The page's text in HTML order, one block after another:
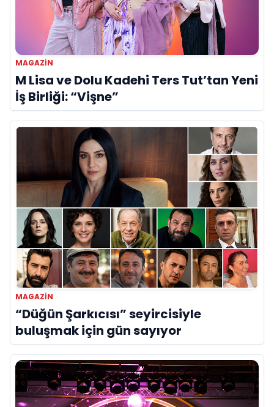
MAGAZIN
M Lisa ve Dolu Kadehi Ters Tut’tan Yeni
İş Birliği: “Vişne”
MAGAZIN
“Düğün Şarkıcısı” seyircisiyle
buluşmak için gün sayıyor